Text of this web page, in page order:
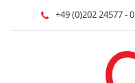
+49 (0)202 24577 - 0